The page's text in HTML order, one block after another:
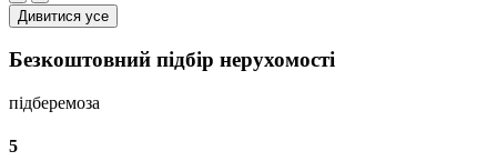
Дивитися усе
Безкоштовний підбір нерухомості
підберемоза
5